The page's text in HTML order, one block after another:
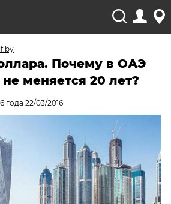
Почему в ОАЭ
меняется 20 лет?
года 22/03/2016